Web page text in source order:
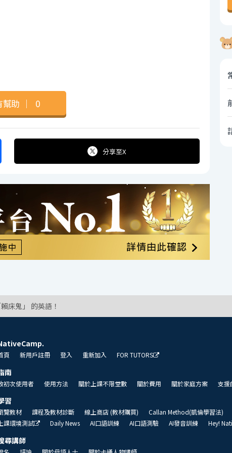
幫助 ｜ 0
分享至X
床鬼」 的英語！
頁 新用戶註冊 登入 重新加入 FOR TUTORS
南
初次使用者 使用方法 關於上課不限堂數 關於費用 關於家庭方案 支援
習
覽教材 課程及教材診斷 線上商店 (教材購買) Callan Method(凱倫學習法)
上課環境測試
Daily News AI口語訓練 AI口語測驗 AI發音訓練 Hey!
尋講師